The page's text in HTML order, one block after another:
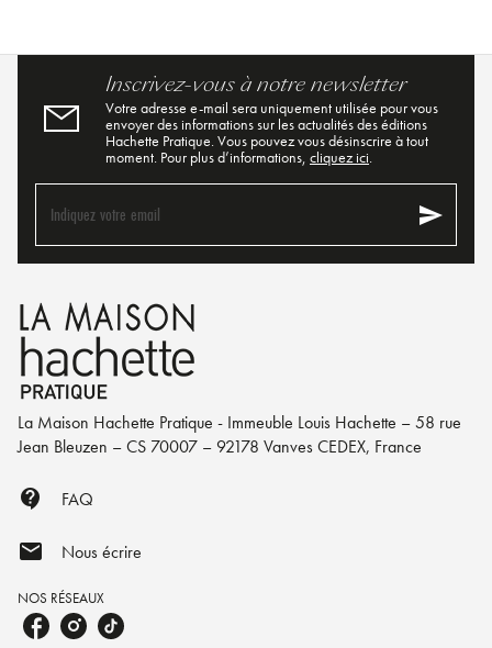
Inscrivez-vous à notre newsletter
Votre adresse e-mail sera uniquement utilisée pour vous
envoyer des informations sur les actualités des éditions
Hachette Pratique. Vous pouvez vous désinscrire à tout
moment. Pour plus d’informations, cliquez ici.
Indiquez votre email send
La Maison Hachette Pratique - Immeuble Louis Hachette – 58 rue
Jean Bleuzen – CS 70007 – 92178 Vanves CEDEX, France
contact_support FAQ
mail Nous écrire
NOS RÉSEAUX